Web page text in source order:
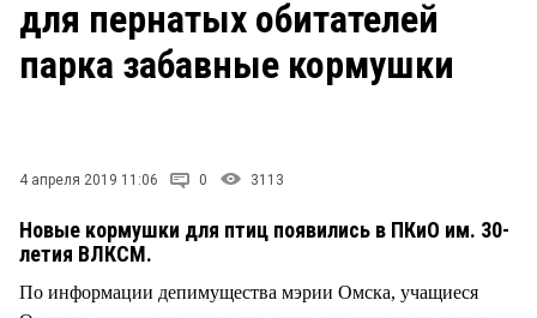
НОВОСТИ КОМПАНИЙ Блоги
Архив
для пернатых обитателей
парка забавные кормушки
4 апреля 2019 11:06 0 3113
Новые кормушки для птиц появились в ПКиО им. 30-
летия ВЛКСМ.
По информации депимущества мэрии Омска, учащиеся